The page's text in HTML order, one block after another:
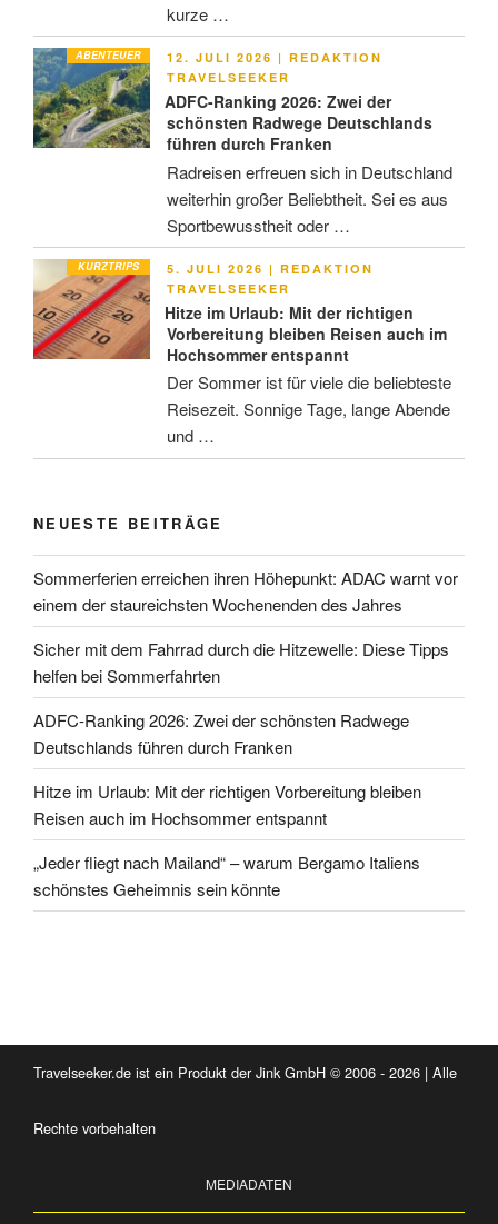
kurze …
ABENTEUER
VERÖFFENTLICHT
AM
12. JULI 2026 | REDAKTION
TRAVELSEEKER
ADFC-Ranking 2026: Zwei der
schönsten Radwege Deutschlands
führen durch Franken
Radreisen erfreuen sich in Deutschland
weiterhin großer Beliebtheit. Sei es aus
Sportbewusstheit oder …
KURZTRIPS
VERÖFFENTLICHT
AM
5. JULI 2026 | REDAKTION
TRAVELSEEKER
Hitze im Urlaub: Mit der richtigen
Vorbereitung bleiben Reisen auch im
Hochsommer entspannt
Der Sommer ist für viele die beliebteste
Reisezeit. Sonnige Tage, lange Abende
und …
NEUESTE BEITRÄGE
Sommerferien erreichen ihren Höhepunkt: ADAC warnt vor
einem der staureichsten Wochenenden des Jahres
Sicher mit dem Fahrrad durch die Hitzewelle: Diese Tipps
helfen bei Sommerfahrten
ADFC-Ranking 2026: Zwei der schönsten Radwege
Deutschlands führen durch Franken
Hitze im Urlaub: Mit der richtigen Vorbereitung bleiben
Reisen auch im Hochsommer entspannt
„Jeder fliegt nach Mailand“ – warum Bergamo Italiens
schönstes Geheimnis sein könnte
Travelseeker.de ist ein Produkt der Jink GmbH © 2006 - 2026 | Alle
Rechte vorbehalten
MEDIADATEN